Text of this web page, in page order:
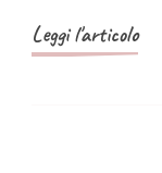
Leggi l'articolo